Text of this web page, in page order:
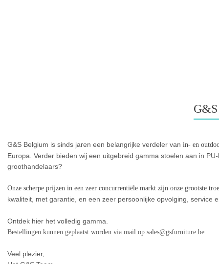
G&S Belgium is sinds jaren een belangrijke verdeler van in- en
Europa. Verder bieden wij een uitgebreid gamma stoelen aan in
groothandelaars?
Onze scherpe prijzen in een zeer concurrentiële markt zijn onze grootste
kwaliteit, met garantie, en een zeer persoonlijke opvolging, service
Ontdek hier het volledig gamma.
Bestellingen kunnen geplaatst worden via mail op sales@gsfurniture.be
Veel plezier,